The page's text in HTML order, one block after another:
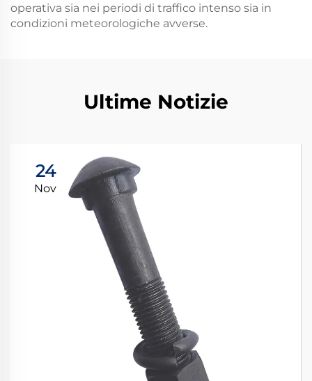
operativa sia nei periodi di traffico intenso sia in
condizioni meteorologiche avverse.
Ultime Notizie
24
Nov